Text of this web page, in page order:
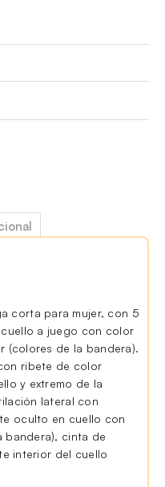
corta para mujer, con 5
a juego con color
(colores de la bandera).
ribete de color
y extremo de la
lateral con
oculto en cuello con
bandera), cinta de
interior del cuello